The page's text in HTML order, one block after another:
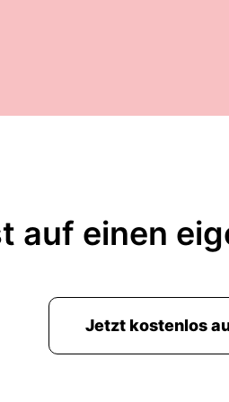
auf einen
Jetzt kostenlos